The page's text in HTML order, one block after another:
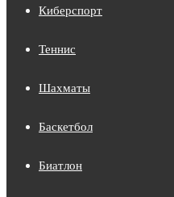
Киберспорт
Теннис
Шахматы
Баскетбол
Биатлон